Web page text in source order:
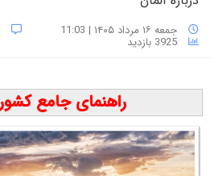
جمعه ۱۶ مرداد ۱۴۰۵ | 11:03
راهنمای جامع